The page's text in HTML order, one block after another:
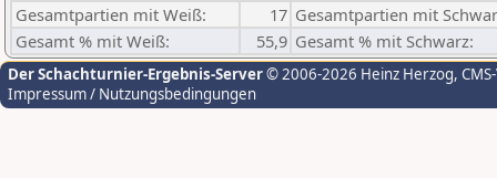
Gesamtpartien mit Weiß:
17 Gesamtpartien mit
Gesamt % mit Weiß:
55,9 Gesamt % mit Schwarz:
Der Schachturnier-Ergebnis-Server© 2006-2026 Heinz Herzog,
Impressum / Nutzungsbedingungen